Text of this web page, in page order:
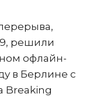
решили
офлайн-
в Берлине с
Breaking